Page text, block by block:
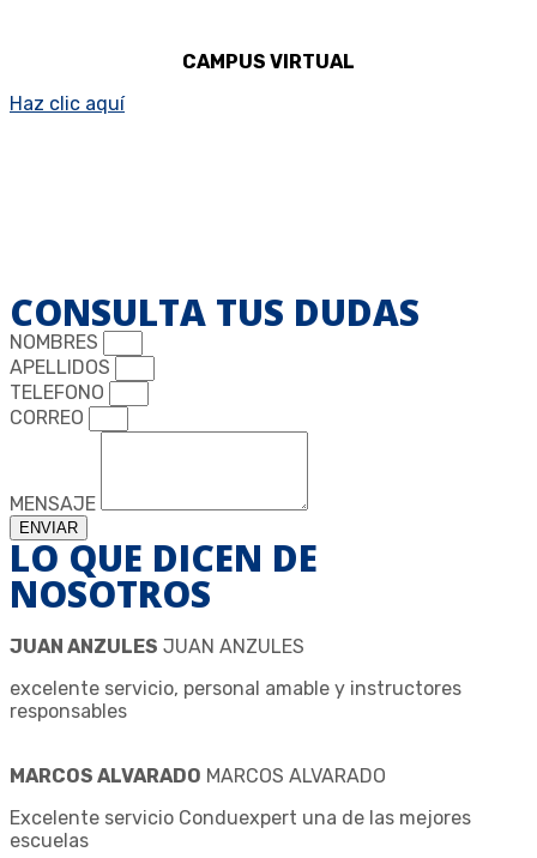
CAMPUS VIRTUAL
Haz clic aquí
CONSULTA TUS DUDAS
NOMBRES
APELLIDOS
TELEFONO
CORREO
MENSAJE
ENVIAR
LO QUE DICEN DE
NOSOTROS
JUAN ANZULES JUAN ANZULES
excelente servicio, personal amable y instructores
responsables
MARCOS ALVARADO MARCOS ALVARADO
Excelente servicio Conduexpert una de las mejores
escuelas